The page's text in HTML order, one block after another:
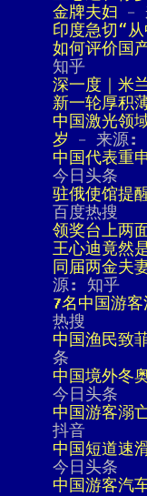
金牌夫妇
-
印度急切“
如何评价国
知乎
深一度｜米
新一轮厚积
中国激光领
岁 - 来源:
中国代表重
今日头条
驻俄使馆提
百度热搜
领奖台上两
王心迪竟然
同届两金夫
源: 知乎
7名中国游
热搜
中国渔民致
条
中国境外冬
今日头条
中国游客溺
抖音
中国短道速
今日头条
中国游客汽